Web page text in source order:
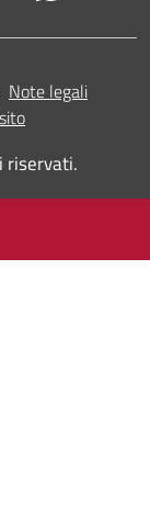
Note legali
riservati.